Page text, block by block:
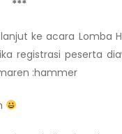
***
ke acara Lomba
registrasi peserta
:hammer